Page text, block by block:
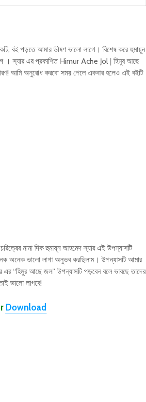
বই পড়তে আমার ভীষণ ভালো লাগে। বিশেষ করে হুমায়ূন
। স্যার এর প্রকাশিত Himur Ache Jol | হিমুর আছে
আমি অনুরোধ করবো সময় পেলে একবার হলেও এই বইটি
নানা দিক হুমায়ূন আহমেদ স্যার এই উপন্যাসটি
অনেক ভালো লাগা অনুভব করছিলাম। উপন্যাসটি আমার
এর “হিমুর আছে জল” উপন্যাসটি পড়বেন বলে ভাবছে তাদের
ভালো লাগবে!
Download